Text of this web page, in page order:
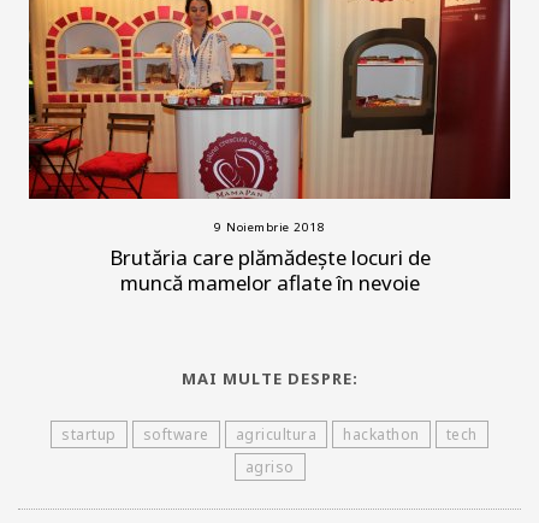
9 Noiembrie 2018
Brutăria care plămădește locuri de
muncă mamelor aflate în nevoie
MAI MULTE DESPRE:
startup software agricultura hackathon
tech
agriso